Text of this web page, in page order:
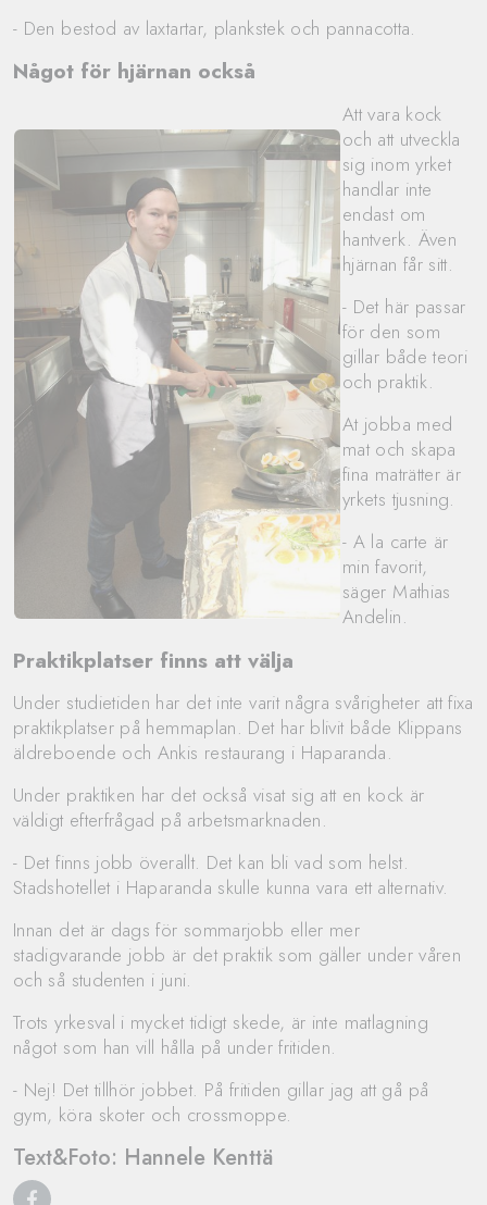
- Den bestod av laxtartar, plankstek och pannacotta.
Något för hjärnan också
Att vara kock
och att utveckla
sig inom yrket
handlar inte
endast om
hantverk. Även
hjärnan får sitt.
- Det här passar
för den som
gillar både teori
och praktik.
At jobba med
mat och skapa
fina maträtter är
yrkets tjusning.
- A la carte är
min favorit,
säger Mathias
Andelin.
Praktikplatser finns att välja
Under studietiden har det inte varit några svårigheter att fixa
praktikplatser på hemmaplan. Det har blivit både Klippans
äldreboende och Ankis restaurang i Haparanda.
Under praktiken har det också visat sig att en kock är
väldigt efterfrågad på arbetsmarknaden.
- Det finns jobb överallt. Det kan bli vad som helst.
Stadshotellet i Haparanda skulle kunna vara ett alternativ.
Innan det är dags för sommarjobb eller mer
stadigvarande jobb är det praktik som gäller under våren
och så studenten i juni.
Trots yrkesval i mycket tidigt skede, är inte matlagning
något som han vill hålla på under fritiden.
- Nej! Det tillhör jobbet. På fritiden gillar jag att gå på
gym, köra skoter och crossmoppe.
Text&Foto: Hannele Kenttä